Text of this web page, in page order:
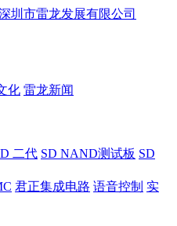
化 雷龙新闻
二代 SD NAND测试板 SD
君正集成电路 语音控制 实